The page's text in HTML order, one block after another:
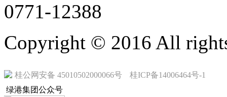
0771-12388
Copyright © 2016 All
桂公网安备 45010502000066号
桂ICP备14006464号-1
绿港集团公众号